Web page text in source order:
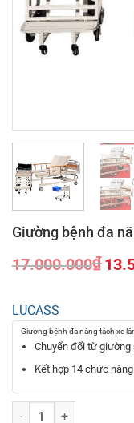
Giường bệnh đa
17.000.000₫
là:
17.000.000₫.
tại
là:
13.500.000₫.
LUCASS
Giường bệnh đa năng tách xe
Chuyển đổi từ giường
Kết hợp 14 chức năng
Giường bệnh đa năng